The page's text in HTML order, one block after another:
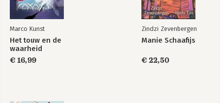
Bekijk alle boeken
Marco Kunst
Het touw en de
waarheid
€ 16,99
Zindzi Zevenbergen
Manie Schaafijs
€ 22,50